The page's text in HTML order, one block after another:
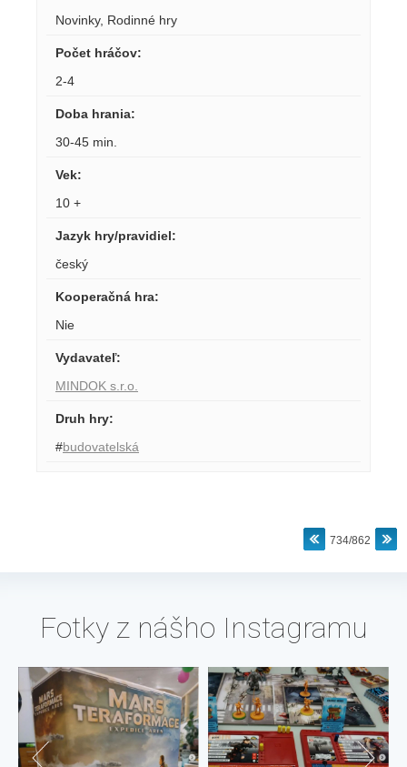
Novinky, Rodinné hry
Počet hráčov:
2-4
Doba hrania:
30-45 min.
Vek:
10 +
Jazyk hry/pravidiel:
český
Kooperačná hra:
Nie
Vydavateľ:
MINDOK s.r.o.
Druh hry:
#budovatelská
734/862
Fotky z nášho Instagramu